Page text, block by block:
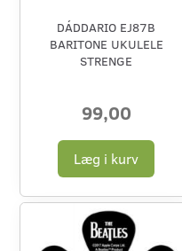
DÁDDARIO EJ87B
BARITONE UKULELE
STRENGE
99,00
Læg i kurv